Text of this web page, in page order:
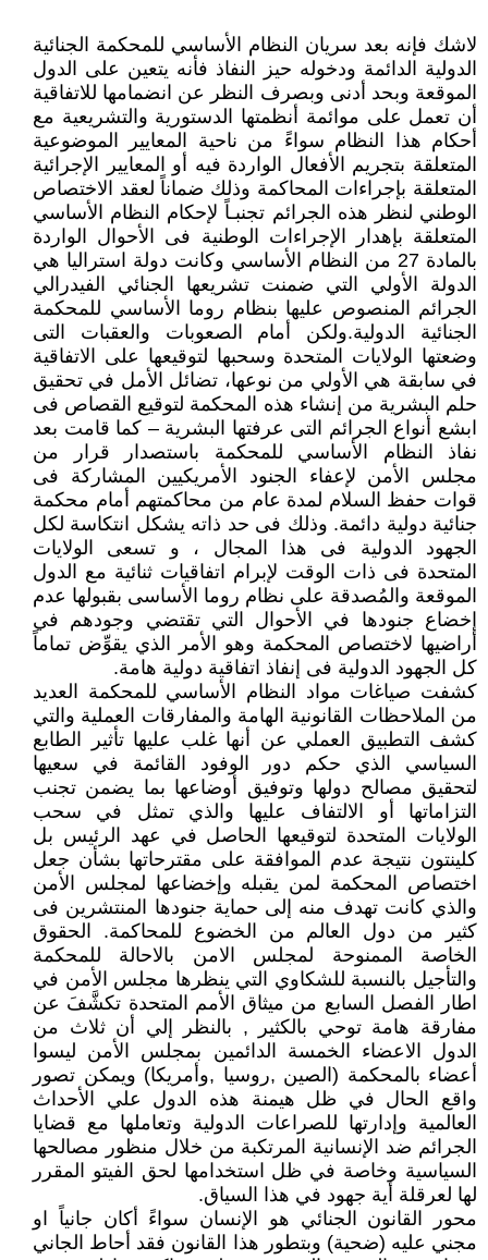
لاشك فإنه بعد سريان النظام الأساسي للمحكمة الجنائية
الدولية الدائمة ودخوله حيز النفاذ فأنه يتعين على الدول
الموقعة وبحد أدنى وبصرف النظر عن انضمامها للاتفاقية
أن تعمل على موائمة أنظمتها الدستورية والتشريعية مع
أحكام هذا النظام سواءً من ناحية المعايير الموضوعية
المتعلقة بتجريم الأفعال الواردة فيه أو المعايير الإجرائية
المتعلقة بإجراءات المحاكمة وذلك ضماناً لعقد الاختصاص
الوطني لنظر هذه الجرائم تجنبـاً لإحكام النظام الأساسي
المتعلقة بإهدار الإجراءات الوطنية فى الأحوال الواردة
بالمادة 27 من النظام الأساسي وكانت دولة استراليا هي
الدولة الأولي التي ضمنت تشريعها الجنائي الفيدرالي
الجرائم المنصوص عليها بنظام روما الأساسي للمحكمة
الجنائية الدولية.ولكن أمام الصعوبات والعقبات التى
وضعتها الولايات المتحدة وسحبها لتوقيعها على الاتفاقية
في سابقة هي الأولي من نوعها، تضائل الأمل في تحقيق
حلم البشرية من إنشاء هذه المحكمة لتوقيع القصاص فى
ابشع أنواع الجرائم التى عرفتها البشرية – كما قامت بعد
نفاذ النظام الأساسي للمحكمة باستصدار قرار من
مجلس الأمن لإعفاء الجنود الأمريكيين المشاركة فى
قوات حفظ السلام لمدة عام من محاكمتهم أمام محكمة
جنائية دولية دائمة. وذلك فى حد ذاته يشكل انتكاسة لكل
الجهود الدولية فى هذا المجال ، و تسعى الولايات
المتحدة فى ذات الوقت لإبرام اتفاقيات ثنائية مع الدول
الموقعة والمُصدقة على نظام روما الأساسى بقبولها عدم
إخضاع جنودها في الأحوال التي تقتضي وجودهم في
أراضيها لاختصاص المحكمة وهو الأمر الذي يقوِّض تماماً
كل الجهود الدولية فى إنفاذ اتفاقية دولية هامة.
كشفت صياغات مواد النظام الأساسي للمحكمة العديد
من الملاحظات القانونية الهامة والمفارقات العملية والتي
كشف التطبيق العملي عن أنها غلب عليها تأثير الطابع
السياسي الذي حكم دور الوفود القائمة في سعيها
لتحقيق مصالح دولها وتوفيق أوضاعها بما يضمن تجنب
التزاماتها أو الالتفاف عليها والذي تمثل في سحب
الولايات المتحدة لتوقيعها الحاصل في عهد الرئيس بل
كلينتون نتيجة عدم الموافقة على مقترحاتها بشأن جعل
اختصاص المحكمة لمن يقبله وإخضاعها لمجلس الأمن
والذي كانت تهدف منه إلى حماية جنودها المنتشرين فى
كثير من دول العالم من الخضوع للمحاكمة. الحقوق
الخاصة الممنوحة لمجلس الامن بالاحالة للمحكمة
والتأجيل بالنسبة للشكاوي التي ينظرها مجلس الأمن في
اطار الفصل السابع من ميثاق الأمم المتحدة تكشَّفَ عن
مفارقة هامة توحي بالكثير , بالنظر إلي أن ثلاث من
الدول الاعضاء الخمسة الدائمين بمجلس الأمن ليسوا
أعضاء بالمحكمة (الصين ,روسيا ,وأمريكا) ويمكن تصور
واقع الحال في ظل هيمنة هذه الدول علي الأحداث
العالمية وإدارتها للصراعات الدولية وتعاملها مع قضايا
الجرائم ضد الإنسانية المرتكبة من خلال منظور مصالحها
السياسية وخاصة في ظل استخدامها لحق الفيتو المقرر
لها لعرقلة أية جهود في هذا السياق.
محور القانون الجنائي هو الإنسان سواءً أكان جانياً او
مجني عليه (ضحية) وبتطور هذا القانون فقد أحاط الجاني